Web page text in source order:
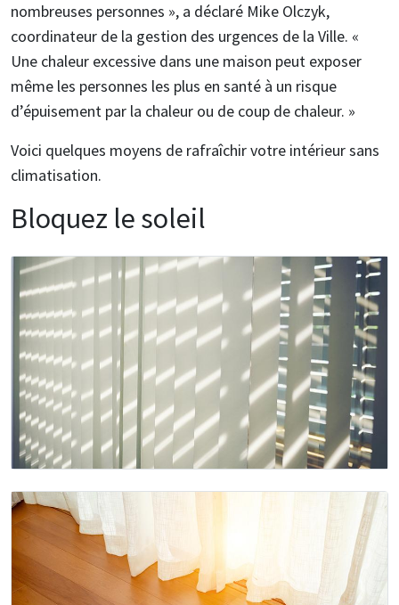
nombreuses personnes », a déclaré Mike Olczyk,
coordinateur de la gestion des urgences de la Ville. «
Une chaleur excessive dans une maison peut exposer
même les personnes les plus en santé à un risque
d’épuisement par la chaleur ou de coup de chaleur. »
Voici quelques moyens de rafraîchir votre intérieur sans
climatisation.
Bloquez le soleil